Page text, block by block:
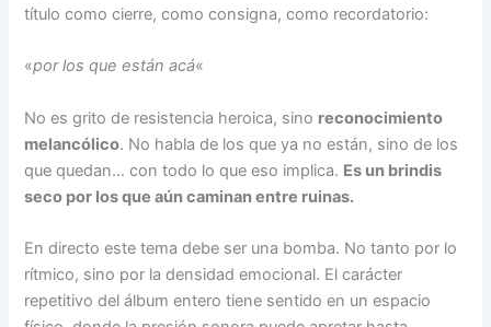
título como cierre, como consigna, como recordatorio:
«por los que están acá«
No es grito de resistencia heroica, sino reconocimiento
melancólico. No habla de los que ya no están, sino de los
que quedan… con todo lo que eso implica. Es un brindis
seco por los que aún caminan entre ruinas.
En directo este tema debe ser una bomba. No tanto por lo
rítmico, sino por la densidad emocional. El carácter
repetitivo del álbum entero tiene sentido en un espacio